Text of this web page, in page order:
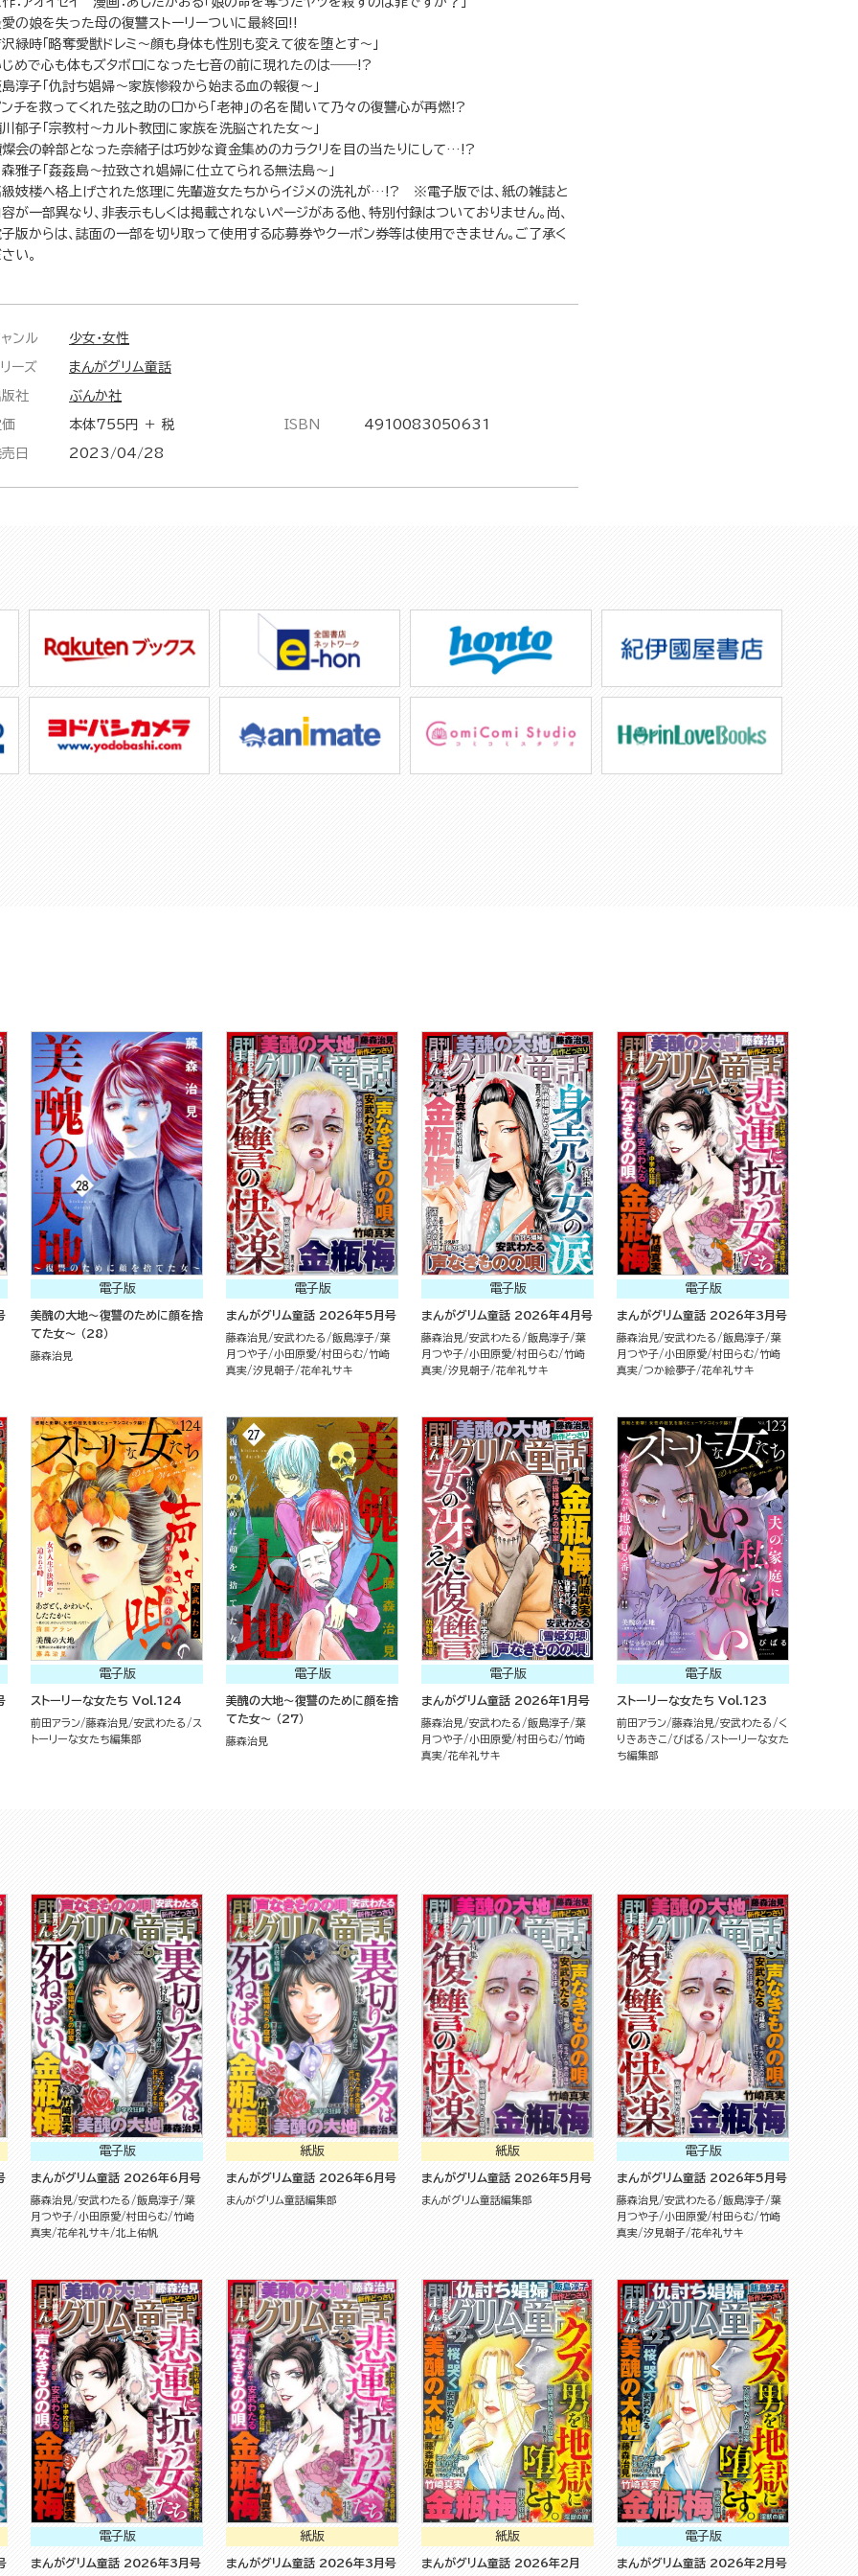
の娘を失った母の復讐ストーリーついに最終回!!
緑時「略奪愛獣ドレミ～顔も身体も性別も変えて彼を堕とす～」
じめで心も体もズタボロになった七音の前に現れたのは――!?
淳子「仇討ち娼婦～家族惨殺から始まる血の報復～」
チを救ってくれた弦之助の口から「老神」の名を聞いて乃々の復讐心が再燃!?
郁子「宗教村～カルト教団に家族を洗脳された女～」
会の幹部となった奈緒子は巧妙な資金集めのカラクリを目の当たりにして…!?
雅子「姦姦島～拉致され娼婦に仕立てられる無法島～」
級妓楼へ格上げされた悠理に先輩遊女たちからイジメの洗礼が…!? ※電子版では、紙の雑誌と
が一部異なり、非表示もしくは掲載されないページがある他、特別付録はついておりません。尚、
版からは、誌面の一部を切り取って使用する応募券やクーポン券等は使用できません。ご了承く
い。
ンル 少女・女性
ーズ まんがグリム童話
社 ぶんか社
本体755円 ＋ 税
日 2023/04/28
ISBN 4910083050631
電子版
美醜の大地～復讐のために顔を捨
てた女～ （28）
藤森治見
電子版
まんがグリム童話 2026年5月号
藤森治見 安武わたる 飯島淳子 葉
月つや子 小田原愛 村田らむ 竹崎
真実 汐見朝子 花牟礼サキ
電子版
まんがグリム童話 2026年4月号
藤森治見 安武わたる 飯島淳子 葉
月つや子 小田原愛 村田らむ 竹崎
真実 汐見朝子 花牟礼サキ
電子版
まんがグリム童話 2026年3月号
藤森治見 安武わたる 飯島淳子 葉
月つや子 小田原愛 村田らむ 竹崎
真実 つか絵夢子 花牟礼サキ
電子版
ストーリーな女たち Vol.124
前田アラン 藤森治見 安武わたる
ス
トーリーな女たち編集部
電子版
美醜の大地～復讐のために顔を捨
てた女～ （27）
藤森治見
電子版
まんがグリム童話 2026年1月号
藤森治見 安武わたる 飯島淳子 葉
月つや子 小田原愛 村田らむ 竹崎
真実 花牟礼サキ
電子版
ストーリーな女たち Vol.123
前田アラン 藤森治見 安武わたる
く
りきあきこ
びばる
ストーリーな女た
ち編集部
電子版
まんがグリム童話 2026年6月号
藤森治見 安武わたる 飯島淳子 葉
月つや子 小田原愛 村田らむ 竹崎
真実 花牟礼サキ 北上佑帆
紙版
まんがグリム童話 2026年6月号
まんがグリム童話編集部
紙版
まんがグリム童話 2026年5月号
まんがグリム童話編集部
電子版
まんがグリム童話 2026年5月号
藤森治見 安武わたる 飯島淳子 葉
月つや子 小田原愛 村田らむ 竹崎
真実 汐見朝子 花牟礼サキ
電子版
まんがグリム童話 2026年3月号
紙版
まんがグリム童話 2026年3月号
紙版
まんがグリム童話 2026年2月
電子版
まんがグリム童話 2026年2月号